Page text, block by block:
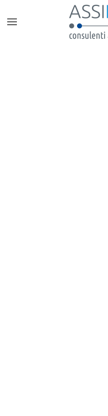
Skip to main content